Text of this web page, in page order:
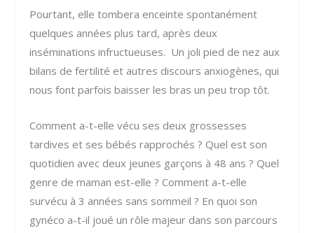
Pourtant, elle tombera enceinte spontanément
quelques années plus tard, après deux
inséminations infructueuses. Un joli pied de nez aux
bilans de fertilité et autres discours anxiogènes, qui
nous font parfois baisser les bras un peu trop tôt.
Comment a-t-elle vécu ses deux grossesses
tardives et ses bébés rapprochés ? Quel est son
quotidien avec deux jeunes garçons à 48 ans ? Quel
genre de maman est-elle ? Comment a-t-elle
survécu à 3 années sans sommeil ? En quoi son
gynéco a-t-il joué un rôle majeur dans son parcours